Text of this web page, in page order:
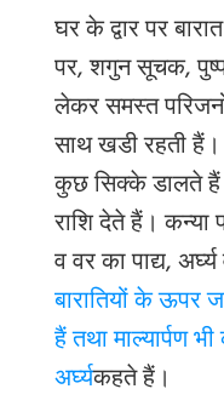
घर के द्वार पर
पर, शगुन सूचक,
लेकर समस्त
साथ खडी रहती
कुछ सिक्के डालते
राशि देते हैं। कन्या
व वर का पाद्य,
बारातियों के
हैं तथा माल्यार्पण
अर्घ्यकहते हैं।